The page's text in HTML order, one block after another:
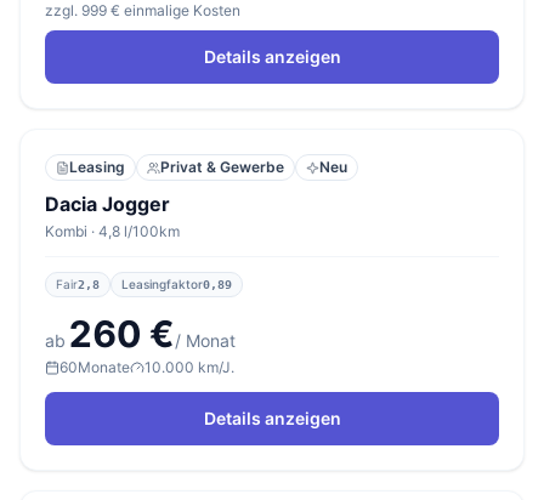
zzgl. 999 € einmalige Kosten
Details anzeigen
Leasing Privat & Gewerbe Neu
Dacia Jogger
Kombi · 4,8 l/100km
Fair2,8 Leasingfaktor0,89
ab 260 €/ Monat
60Monate 10.000 km/J.
Details anzeigen